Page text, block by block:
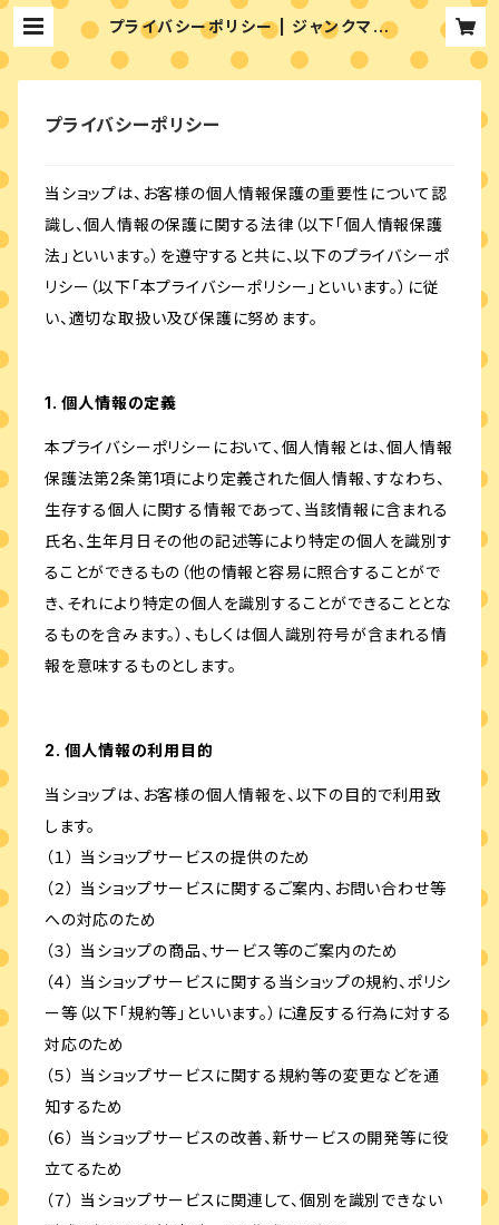
プライバシーポリシー | ジャンクマー
プライバシーポリシー
当ショップは、お客様の個人情報保護の重要性について認
識し、個人情報の保護に関する法律（以下「個人情報保護
法」といいます。）を遵守すると共に、以下のプライバシーポ
リシー（以下「本プライバシーポリシー」といいます。）に従
い、適切な取扱い及び保護に努めます。
1. 個人情報の定義
本プライバシーポリシーにおいて、個人情報とは、個人情報
保護法第2条第1項により定義された個人情報、すなわち、
生存する個人に関する情報であって、当該情報に含まれる
氏名、生年月日その他の記述等により特定の個人を識別す
ることができるもの（他の情報と容易に照合することがで
き、それにより特定の個人を識別することができることとな
るものを含みます。）、もしくは個人識別符号が含まれる情
報を意味するものとします。
2. 個人情報の利用目的
当ショップは、お客様の個人情報を、以下の目的で利用致
します。
（１） 当ショップサービスの提供のため
（２） 当ショップサービスに関するご案内、お問い合わせ等
への対応のため
（３） 当ショップの商品、サービス等のご案内のため
（４） 当ショップサービスに関する当ショップの規約、ポリシ
ー等（以下「規約等」といいます。）に違反する行為に対する
対応のため
（５） 当ショップサービスに関する規約等の変更などを通
知するため
（６） 当ショップサービスの改善、新サービスの開発等に役
立てるため
（７） 当ショップサービスに関連して、個別を識別できない